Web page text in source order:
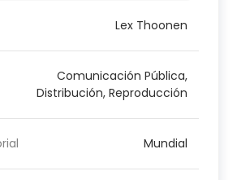
Lex Thoonen
Comunicación Pública,
Distribución, Reproducción
Mundial